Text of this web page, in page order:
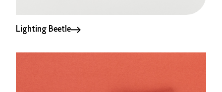
Lighting Beetle